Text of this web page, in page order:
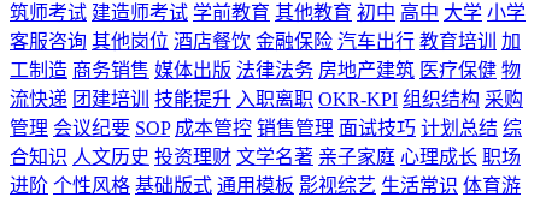
筑师考试 建造师考试 学前教育 其他教育 初中 高中 大学 小学
客服咨询 其他岗位 酒店餐饮 金融保险 汽车出行 教育培训
加
工制造 商务销售 媒体出版 法律法务 房地产建筑 医疗保健 物
流快递 团建培训 技能提升 入职离职 OKR-KPI 组织结构 采购
管理 会议纪要 SOP 成本管控 销售管理 面试技巧 计划总结 综
合知识 人文历史 投资理财 文学名著 亲子家庭 心理成长 职场
进阶 个性风格 基础版式 通用模板 影视综艺 生活常识 体育游